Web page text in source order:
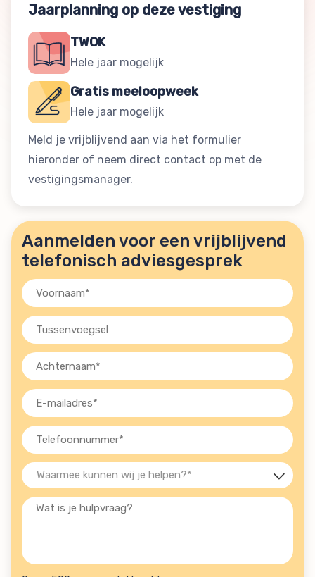
Jaarplanning op deze vestiging
TWOK
Hele jaar mogelijk
Gratis meeloopweek
Hele jaar mogelijk
Meld je vrijblijvend aan via het formulier
hieronder of neem direct contact op met de
vestigingsmanager.
Aanmelden voor een vrijblijvend
telefonisch adviesgesprek
Voornaam
(Vereist)
Tussenvoegsel
Achternaam
(Vereist)
E-
mailadres
(Vereist)
Telefoon
(Vereist)
Waarmee
kunnen
wij
(Vereist)
Wat
hulpvraag?